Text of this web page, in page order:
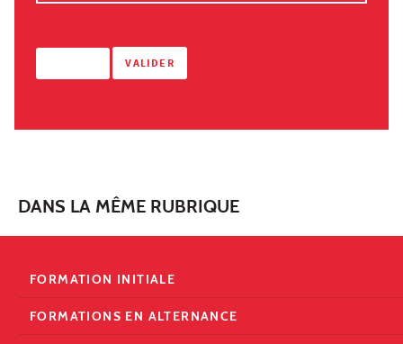
DANS LA MÊME RUBRIQUE
FORMATION INITIALE
FORMATIONS EN ALTERNANCE